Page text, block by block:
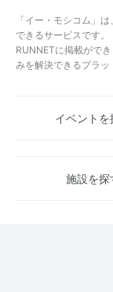
「イー・モシコム」
できるサービスです。
RUNNETに掲載がで
みを解決できるプラッ
イベントを
施設を探